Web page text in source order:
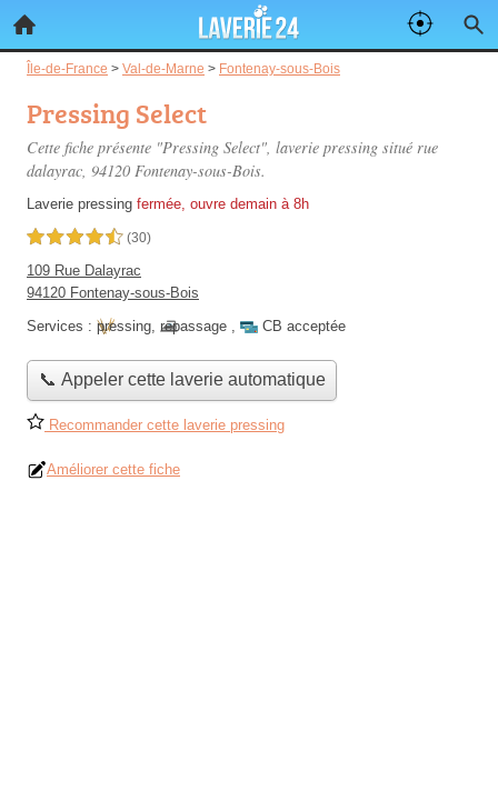
Île-de-France > Val-de-Marne > Fontenay-sous-Bois
Pressing Select
Cette fiche présente "Pressing Select", laverie pressing situé rue
dalayrac, 94120 Fontenay-sous-Bois.
Laverie pressing fermée, ouvre demain à 8h
4,5 étoiles sur 5 (30)
109 Rue Dalayrac
94120 Fontenay-sous-Bois
Services : pressing, repassage , CB acceptée
📞 Appeler cette laverie automatique
Recommander cette laverie pressing
Améliorer cette fiche